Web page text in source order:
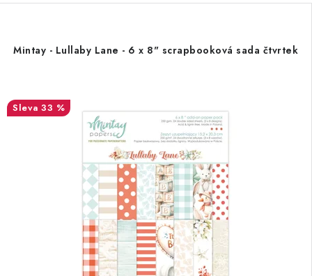
Mintay - Lullaby Lane - 6 x 8" scrapbooková sada čtvrtek
33 %